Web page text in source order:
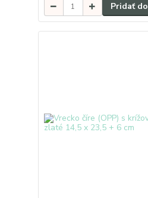
Pridať